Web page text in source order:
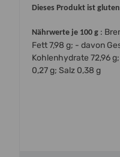
Dieses Produkt ist
Nährwerte je 100 g :
Fett 7,98 g; - davon
Kohlenhydrate 72,96
0,27 g; Salz 0,38 g